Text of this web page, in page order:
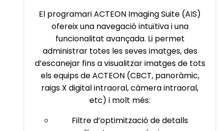
El programari ACTEON Imaging Suite (AIS)
ofereix una navegació intuïtiva i una
funcionalitat avançada. Li permet
administrar totes les seves imatges, des
d’escanejar fins a visualitzar imatges de tots
els equips de ACTEON (CBCT, panoràmic,
raigs X digital intraoral, càmera intraoral,
etc) i molt més:
Filtre d’optimització de detalls